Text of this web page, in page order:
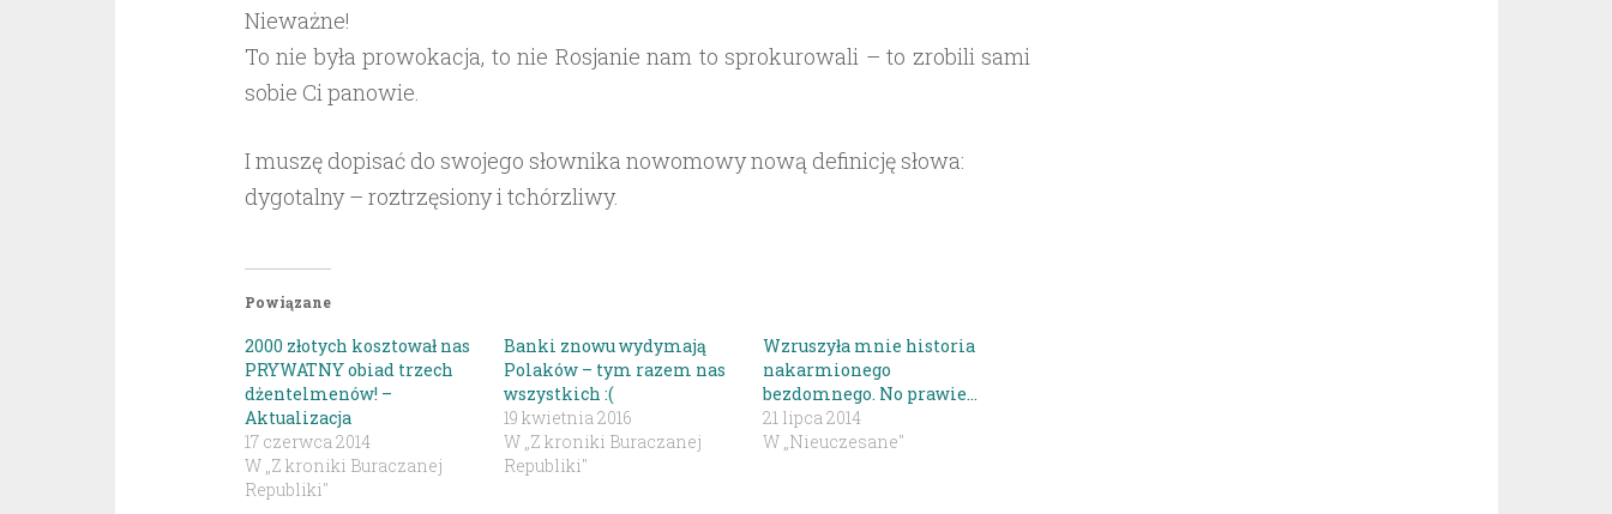
Nieważne!
To nie była prowokacja, to nie Rosjanie nam to sprokurowali – to zrobili sami
sobie Ci panowie.
I muszę dopisać do swojego słownika nowomowy nową definicję słowa:
dygotalny – roztrzęsiony i tchórzliwy.
Powiązane
2000 złotych kosztował nas
PRYWATNY obiad trzech
dżentelmenów! –
Aktualizacja
17 czerwca 2014
W „Z kroniki Buraczanej
Republiki"
Banki znowu wydymają
Polaków – tym razem nas
wszystkich :(
19 kwietnia 2016
W „Z kroniki Buraczanej
Republiki"
Wzruszyła mnie historia
nakarmionego
bezdomnego. No prawie…
21 lipca 2014
W „Nieuczesane"